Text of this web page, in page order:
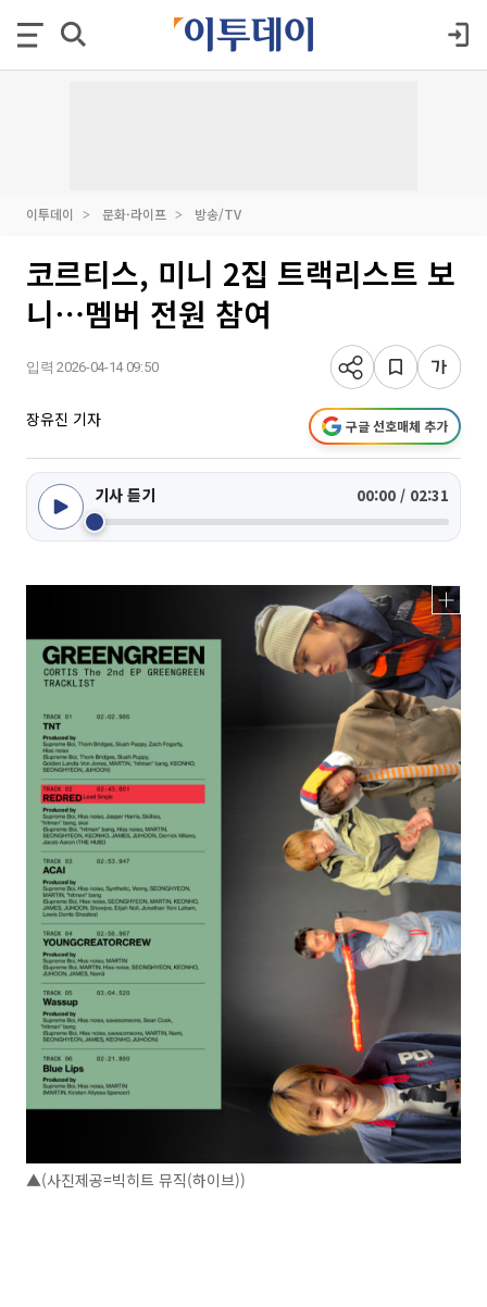
이투데이 문화·라이프 방송/TV
코르티스, 미니 2집 트랙리스트 보
니⋯멤버 전원 참여
입력 2026-04-14 09:50
장유진 기자 구글 선호매체 추가
기사 듣기 00:00 / 02:31
▲(사진제공=빅히트 뮤직(하이브))